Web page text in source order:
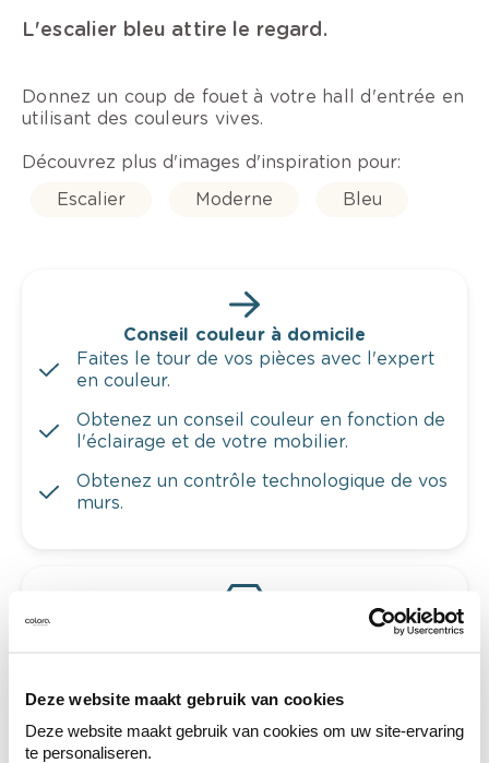
Deze website maakt gebruik van cookies
Deze website maakt gebruik van cookies om uw site-ervaring
te personaliseren.
L'escalier bleu attire le regard.
Donnez un coup de fouet à votre hall d'entrée en
utilisant des couleurs vives.
Découvrez plus d'images d'inspiration pour:
Escalier
Moderne Bleu
Conseil couleur à domicile
Faites le tour de vos pièces avec l'expert
en couleur.
Obtenez un conseil couleur en fonction de
l'éclairage et de votre mobilier.
Obtenez un contrôle technologique de vos
murs.
Voyez votre couleur en magasin
votre couleur.